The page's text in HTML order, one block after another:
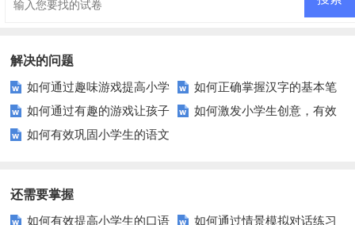
解决的问题
如何通过趣味游戏提高小学
生的拼音水平？
如何正确掌握汉字的基本笔
画与结构？
如何通过有趣的游戏让孩子
轻松学会反义词？
如何激发小学生创意，有效
如何有效巩固小学生的语文
还需要掌握
如何有效提高小学生的口语
如何通过情景模拟对话练习